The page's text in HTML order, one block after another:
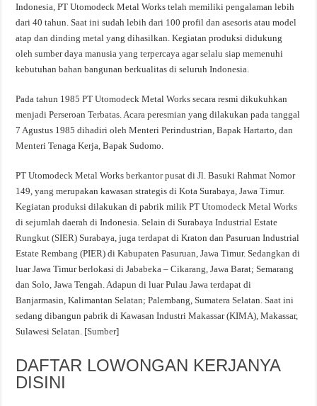
Indonesia, PT Utomodeck Metal Works telah memiliki pengalaman lebih
dari 40 tahun. Saat ini sudah lebih dari 100 profil dan asesoris atau model
atap dan dinding metal yang dihasilkan. Kegiatan produksi didukung
oleh sumber daya manusia yang terpercaya agar selalu siap memenuhi
kebutuhan bahan bangunan berkualitas di seluruh Indonesia.
Pada tahun 1985 PT Utomodeck Metal Works secara resmi dikukuhkan
menjadi Perseroan Terbatas. Acara peresmian yang dilakukan pada tanggal
7 Agustus 1985 dihadiri oleh Menteri Perindustrian, Bapak Hartarto, dan
Menteri Tenaga Kerja, Bapak Sudomo.
PT Utomodeck Metal Works berkantor pusat di Jl. Basuki Rahmat Nomor
149, yang merupakan kawasan strategis di Kota Surabaya, Jawa Timur.
Kegiatan produksi dilakukan di pabrik milik PT Utomodeck Metal Works
di sejumlah daerah di Indonesia. Selain di Surabaya Industrial Estate
Rungkut (SIER) Surabaya, juga terdapat di Kraton dan Pasuruan Industrial
Estate Rembang (PIER) di Kabupaten Pasuruan, Jawa Timur. Sedangkan di
luar Jawa Timur berlokasi di Jababeka – Cikarang, Jawa Barat; Semarang
dan Solo, Jawa Tengah. Adapun di luar Pulau Jawa terdapat di
Banjarmasin, Kalimantan Selatan; Palembang, Sumatera Selatan. Saat ini
sedang dibangun pabrik di Kawasan Industri Makassar (KIMA), Makassar,
Sulawesi Selatan. [Sumber]
DAFTAR LOWONGAN KERJANYA
DISINI